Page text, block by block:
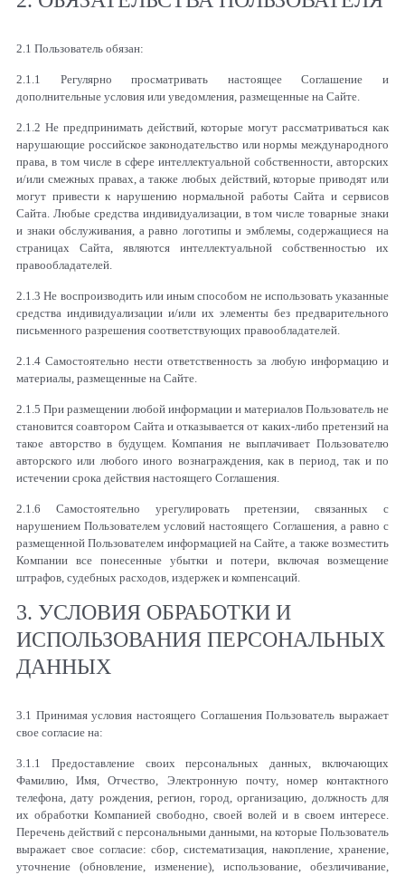
2.1 Пользователь обязан:
2.1.1 Регулярно просматривать настоящее Соглашение и
дополнительные условия или уведомления, размещенные на Сайте.
2.1.2 Не предпринимать действий, которые могут рассматриваться как
нарушающие российское законодательство или нормы международного
права, в том числе в сфере интеллектуальной собственности, авторских
и/или смежных правах, а также любых действий, которые приводят или
могут привести к нарушению нормальной работы Сайта и сервисов
Сайта. Любые средства индивидуализации, в том числе товарные знаки
и знаки обслуживания, а равно логотипы и эмблемы, содержащиеся на
страницах Сайта, являются интеллектуальной собственностью их
правообладателей.
2.1.3 Не воспроизводить или иным способом не использовать указанные
средства индивидуализации и/или их элементы без предварительного
письменного разрешения соответствующих правообладателей.
2.1.4 Самостоятельно нести ответственность за любую информацию и
материалы, размещенные на Сайте.
2.1.5 При размещении любой информации и материалов Пользователь не
становится соавтором Сайта и отказывается от каких-либо претензий на
такое авторство в будущем. Компания не выплачивает Пользователю
авторского или любого иного вознаграждения, как в период, так и по
истечении срока действия настоящего Соглашения.
2.1.6 Самостоятельно урегулировать претензии, связанных с
нарушением Пользователем условий настоящего Соглашения, а равно с
размещенной Пользователем информацией на Сайте, а также возместить
Компании все понесенные убытки и потери, включая возмещение
штрафов, судебных расходов, издержек и компенсаций.
3. УСЛОВИЯ ОБРАБОТКИ И
ИСПОЛЬЗОВАНИЯ ПЕРСОНАЛЬНЫХ
ДАННЫХ
3.1 Принимая условия настоящего Соглашения Пользователь выражает
свое согласие на:
3.1.1 Предоставление своих персональных данных, включающих
Фамилию, Имя, Отчество, Электронную почту, номер контактного
телефона, дату рождения, регион, город, организацию, должность для
их обработки Компанией свободно, своей волей и в своем интересе.
Перечень действий с персональными данными, на которые Пользователь
выражает свое согласие: сбор, систематизация, накопление, хранение,
уточнение (обновление, изменение), использование, обезличивание,